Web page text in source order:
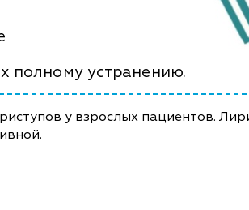
полному устранению.
у взрослых пациентов.